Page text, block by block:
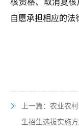
核资格、 取消复
自愿承担相应的法
上一篇：农业农
生招生选拔实施